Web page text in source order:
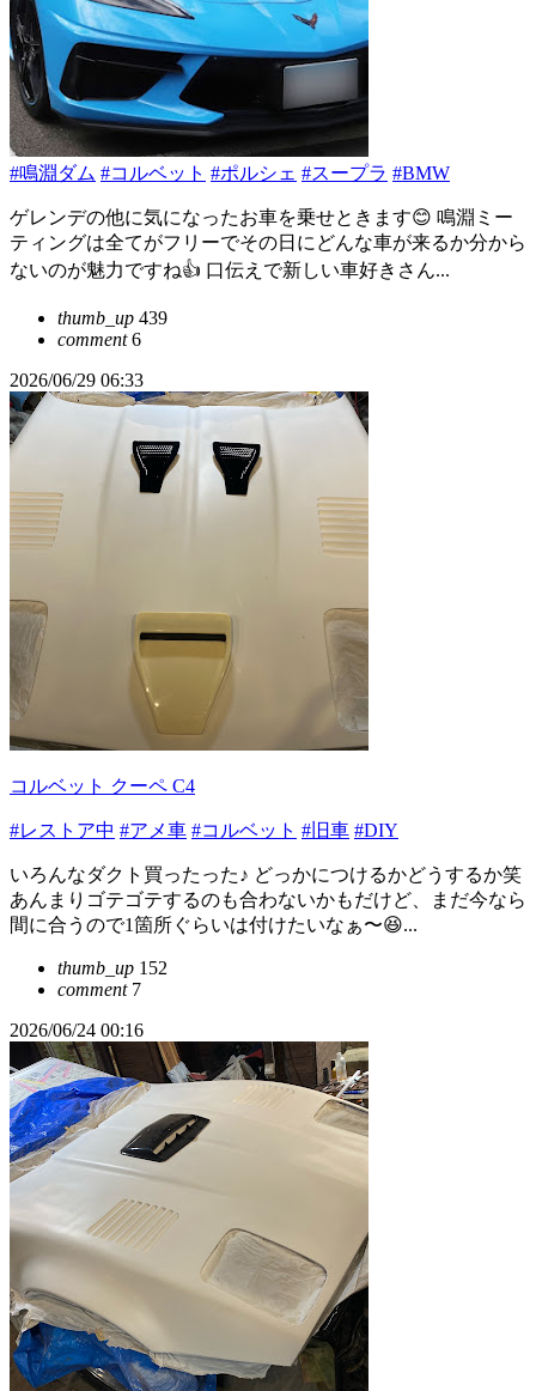
#鳴淵ダム #コルベット #ポルシェ #スープラ #BMW
ゲレンデの他に気になったお車を乗せときます😊 鳴淵ミー
ティングは全てがフリーでその日にどんな車が来るか分から
ないのが魅力ですね👍 口伝えで新しい車好きさん...
thumb_up 439
comment6
2026/06/29 06:33
コルベット クーペ C4
#レストア中 #アメ車 #コルベット #旧車 #DIY
いろんなダクト買ったった♪ どっかにつけるかどうするか笑
あんまりゴテゴテするのも合わないかもだけど、まだ今なら
間に合うので1箇所ぐらいは付けたいなぁ〜😆...
thumb_up 152
comment7
2026/06/24 00:16